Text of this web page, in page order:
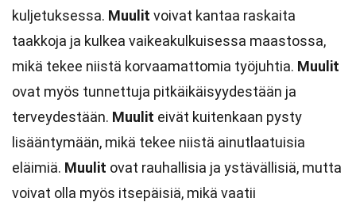
kuljetuksessa. Muulit voivat kantaa raskaita
taakkoja ja kulkea vaikeakulkuisessa maastossa,
mikä tekee niistä korvaamattomia työjuhtia. Muulit
ovat myös tunnettuja pitkäikäisyydestään ja
terveydestään. Muulit eivät kuitenkaan pysty
lisääntymään, mikä tekee niistä ainutlaatuisia
eläimiä. Muulit ovat rauhallisia ja ystävällisiä, mutta
voivat olla myös itsepäisiä, mikä vaatii